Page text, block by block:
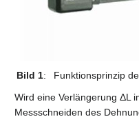
Bild 1:
Funktionsprinzip
Wird eine Verlängerung ΔL
Messschneiden des